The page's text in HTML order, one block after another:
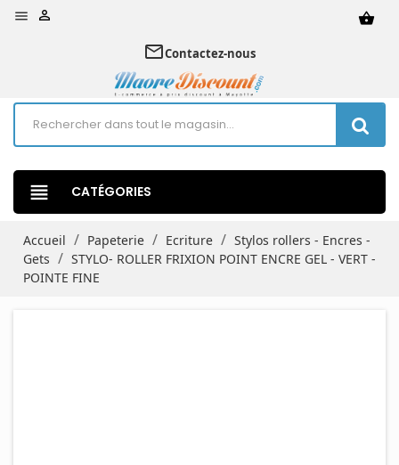
 shopping_basket

mail_outlineContactez-nous
view_headline CATÉGORIES
Accueil Papeterie Ecriture
Stylos rollers - Encres -
Gets
STYLO- ROLLER FRIXION POINT ENCRE GEL - VERT -
POINTE FINE